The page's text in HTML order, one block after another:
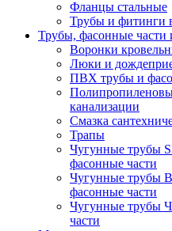
Фланцы стальные
Трубы и фитинги
Трубы, фасонные части
Воронки
Люки и
ПВХ трубы и
канализации
Смазка
Трапы
Чугунные трубы
фасонные части
Чугунные трубы
фасонные части
Чугунные трубы
части